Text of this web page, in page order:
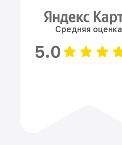
Средняя оценка
5.0